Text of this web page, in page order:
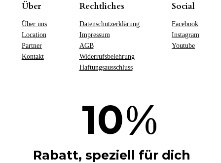
Über
Über uns
Location
Partner
Kontakt
Rechtliches
Datenschutzerklärung
Impressum
AGB
Widerrufsbelehrung
Haftungsausschluss
Social
Facebook
Instagram
Youtube
10%
Rabatt, speziell für dich